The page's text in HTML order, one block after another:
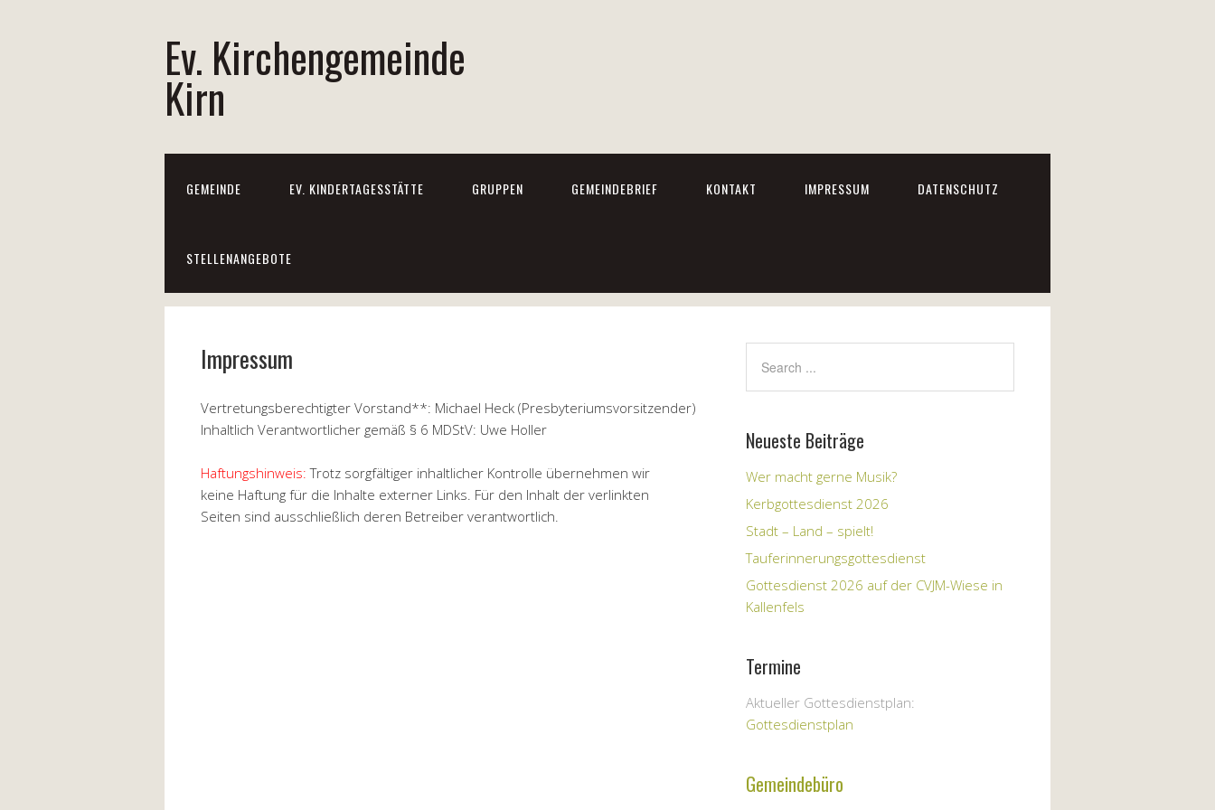
Ev. Kirchengemeinde
Kirn
GEMEINDE EV. KINDERTAGESSTÄTTE GRUPPEN GEMEINDEBRIEF KONTAKT IMPRESSUM DATENSCHUTZ
STELLENANGEBOTE
Impressum
Vertretungsberechtigter Vorstand**: Michael Heck (Presbyteriumsvorsitzender)
Inhaltlich Verantwortlicher gemäß § 6 MDStV: Uwe Holler
Haftungshinweis: Trotz sorgfältiger inhaltlicher Kontrolle übernehmen wir
keine Haftung für die Inhalte externer Links. Für den Inhalt der verlinkten
Seiten sind ausschließlich deren Betreiber verantwortlich.
Neueste Beiträge
Wer macht gerne Musik?
Kerbgottesdienst 2026
Stadt – Land – spielt!
Tauferinnerungsgottesdienst
Gottesdienst 2026 auf der CVJM-Wiese in
Kallenfels
Termine
Aktueller Gottesdienstplan:
Gottesdienstplan
Gemeindebüro